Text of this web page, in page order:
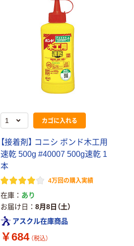
カゴに入れる
【接着剤】 コニシ ボンド木工用
速乾 500g #40007 500g速乾 1
本
4万回の購入実績
在庫
あり
お届け日
8月8日（土）
アスクル在庫商品
￥684 （税込）